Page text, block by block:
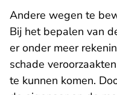
Andere wegen te
Bij het bepalen van
er onder meer
schade
te kunnen komen.